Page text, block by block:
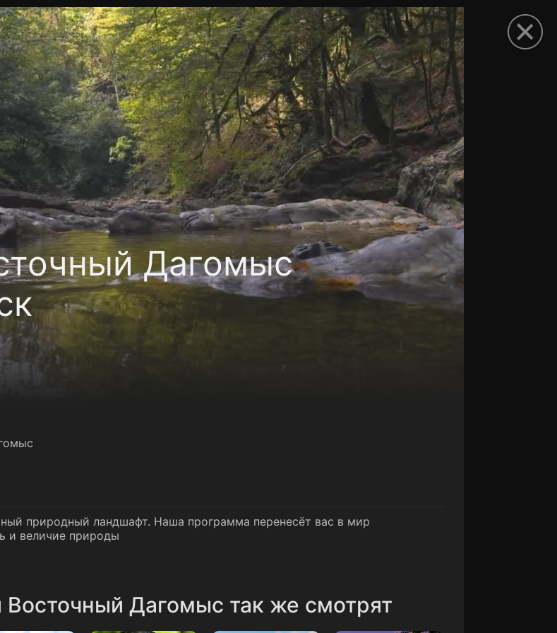
Дагомыс
природный ландшафт. Наша программа перенесёт вас в мир
и величие природы
Дагомыс так же смотрят
Для партнёров
Открыть приложение
Контакты